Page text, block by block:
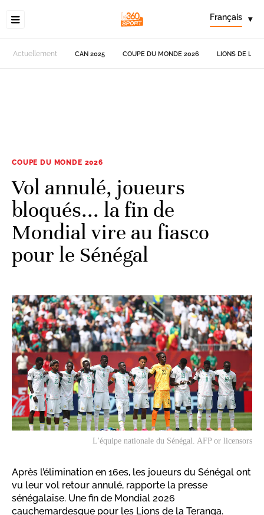
Français ▾
Actuellement CAN 2025 COUPE DU MONDE 2026 LIONS DE
COUPE DU MONDE 2026
Vol annulé, joueurs
bloqués... la fin de
Mondial vire au fiasco
pour le Sénégal
L'équipe nationale du Sénégal. AFP or licensors
Après l’élimination en 16es, les joueurs du Sénégal ont
vu leur vol retour annulé, rapporte la presse
sénégalaise. Une fin de Mondial 2026
cauchemardesque pour les Lions de la Teranga.